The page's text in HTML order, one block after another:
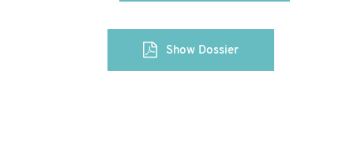
Show Dossier